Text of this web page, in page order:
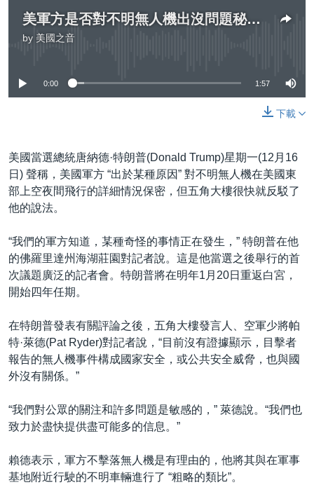
美國專訊
視頻存檔
新聞音頻
海外港人
關注我們
美軍方是否對不明無人機出沒問題秘而不報？特朗普與五角大樓針鋒相對
by 美國之音
0:00 1:57
下載
美國當選總統唐納德·特朗普(Donald Trump)星期一(12月16
日) 聲稱，美國軍方 “出於某種原因” 對不明無人機在美國東
部上空夜間飛行的詳細情況保密，但五角大樓很快就反駁了
他的說法。
“我們的軍方知道，某種奇怪的事情正在發生，” 特朗普在他
的佛羅里達州海湖莊園對記者說。這是他當選之後舉行的首
次議題廣泛的記者會。特朗普將在明年1月20日重返白宮，
開始四年任期。
在特朗普發表有關評論之後，五角大樓發言人、空軍少將帕
特·萊德(Pat Ryder)對記者說，“目前沒有證據顯示，目擊者
報告的無人機事件構成國家安全，或公共安全威脅，也與國
外沒有關係。”
“我們對公眾的關注和許多問題是敏感的，” 萊德說。“我們也
致力於盡快提供盡可能多的信息。”
賴德表示，軍方不擊落無人機是有理由的，他將其與在軍事
基地附近行駛的不明車輛進行了 “粗略的類比”。